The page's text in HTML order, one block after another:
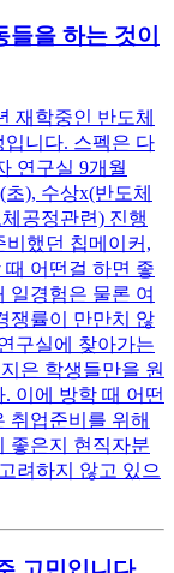
을 하는 것이
재학중인 반도체
니다. 스펙은 다
연구실 9개월
), 수상x(반도체
공정관련) 진행
비했던 칩메이커,
어떤걸 하면 좋
일경험은 물론 여
쟁률이 만만치 않
구실에 찾아가는
은 학생들만을 원
이에 방학 때 어떤
취업준비를 위해
좋은지 현직자분
려하지 않고 있으